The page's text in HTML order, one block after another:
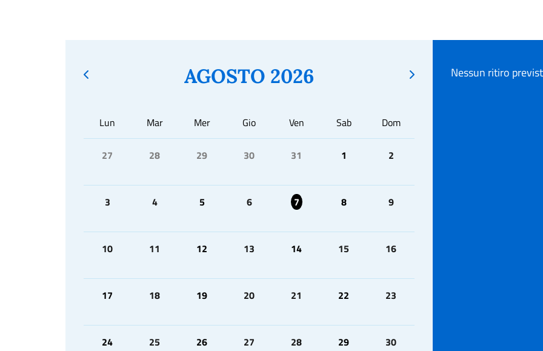
AGOSTO 2026
Lun Mar Mer Gio Ven Sab Dom
27 28 29 30 31 1 2
3 4 5 6 7 8 9
10 11 12 13 14 15 16
17 18 19 20 21 22 23
24 25 26 27 28 29 30
Nessun ritiro